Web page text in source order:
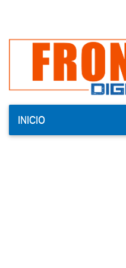
INICIO